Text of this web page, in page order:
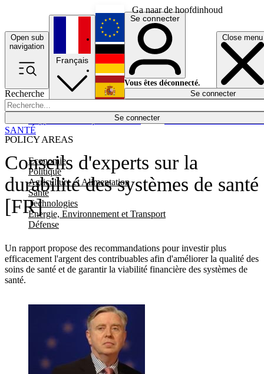
Ga naar de hoofdinhoud
Open sub
navigation
Close menu
Recherche
Se connecter
POLICY AREAS
Economie
Politique
Agriculture et Alimentation
Santé
Technologies
Energie, Environnement et Transport
Défense
Économie
Français
English
Deutsch
Español
Se connecter
Vous êtes déconnecté.
Se connecter
Conseils d'experts sur la
durabilité des systèmes de santé
[FR]
Un rapport propose des recommandations pour investir plus
efficacement l'argent des contribuables afin d'améliorer la qualité des
soins de santé et de garantir la viabilité financière des systèmes de
santé.
SANTÉ